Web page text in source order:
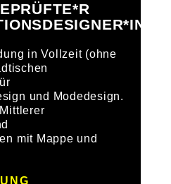
in Vollzeit (ohne
und Modedesign.
mit Mappe und